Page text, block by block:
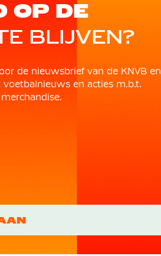
OP DE
BLIJVEN?
de nieuwsbrief van de KNVB en
en acties m.b.t.